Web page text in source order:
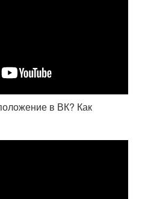
в ВК? Как